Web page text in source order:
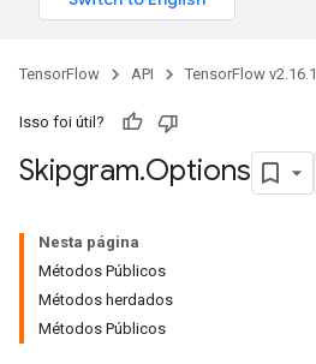
TensorFlow API TensorFlow v2.16.1
Isso foi útil?
Skipgram.Options
Nesta página
Métodos Públicos
Métodos herdados
Métodos Públicos